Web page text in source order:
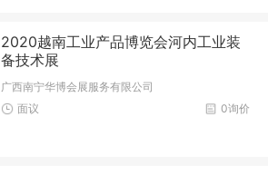
2020越南工业产品博览会河内工业装
备技术展
广西南宁华博会展服务有限公司
0询价
面议